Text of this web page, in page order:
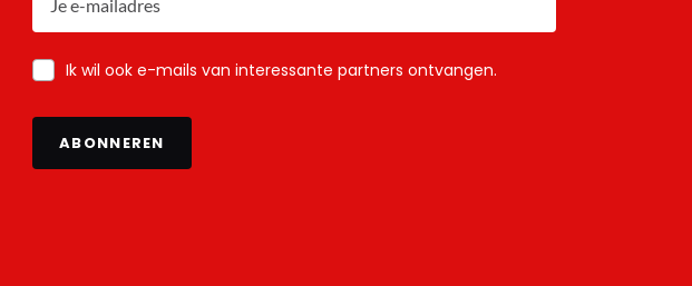
Ik wil ook e-mails van interessante partners ontvangen.
ABONNEREN